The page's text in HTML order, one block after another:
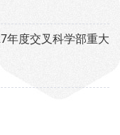
年度交叉科学部重大